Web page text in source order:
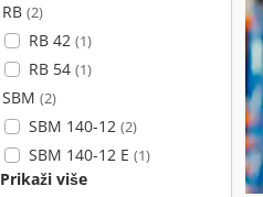
RB (2)
RB 42 (1)
RB 54 (1)
SBM (2)
SBM 140-12 (2)
SBM 140-12 E (1)
Prikaži više